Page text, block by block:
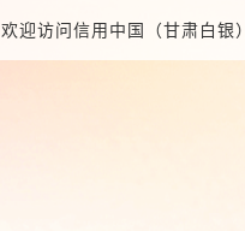
欢迎访问信用中国（甘肃白银